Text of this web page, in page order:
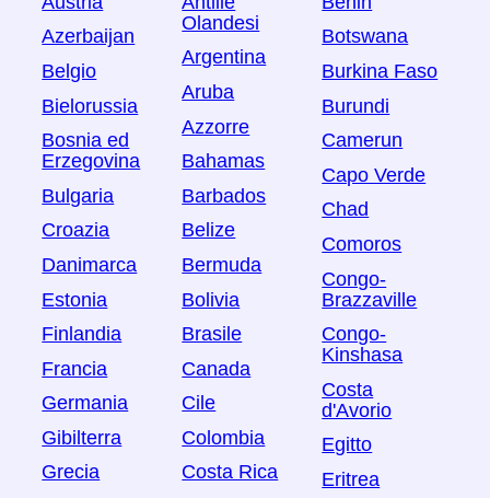
Azerbaijan
Belgio
Bielorussia
Bosnia ed
Erzegovina
Bulgaria
Croazia
Danimarca
Estonia
Finlandia
Francia
Germania
Gibilterra
Grecia
Olandesi
Argentina
Aruba
Azzorre
Bahamas
Barbados
Belize
Bermuda
Bolivia
Brasile
Canada
Cile
Colombia
Costa Rica
Botswana
Burkina Faso
Burundi
Camerun
Capo Verde
Chad
Comoros
Congo-
Brazzaville
Congo-
Kinshasa
Costa
d'Avorio
Egitto
Eritrea